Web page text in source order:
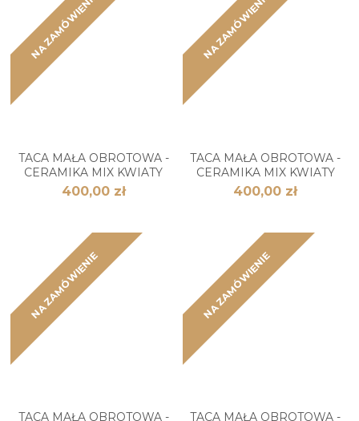
NA ZAMÓWIENIE
TACA MAŁA OBROTOWA -
CERAMIKA MIX KWIATY
400,00 zł
NA ZAMÓWIENIE
TACA MAŁA OBROTOWA -
CERAMIKA MIX KWIATY
400,00 zł
NA ZAMÓWIENIE
TACA MAŁA OBROTOWA -
NA ZAMÓWIENIE
TACA MAŁA OBROTOWA -